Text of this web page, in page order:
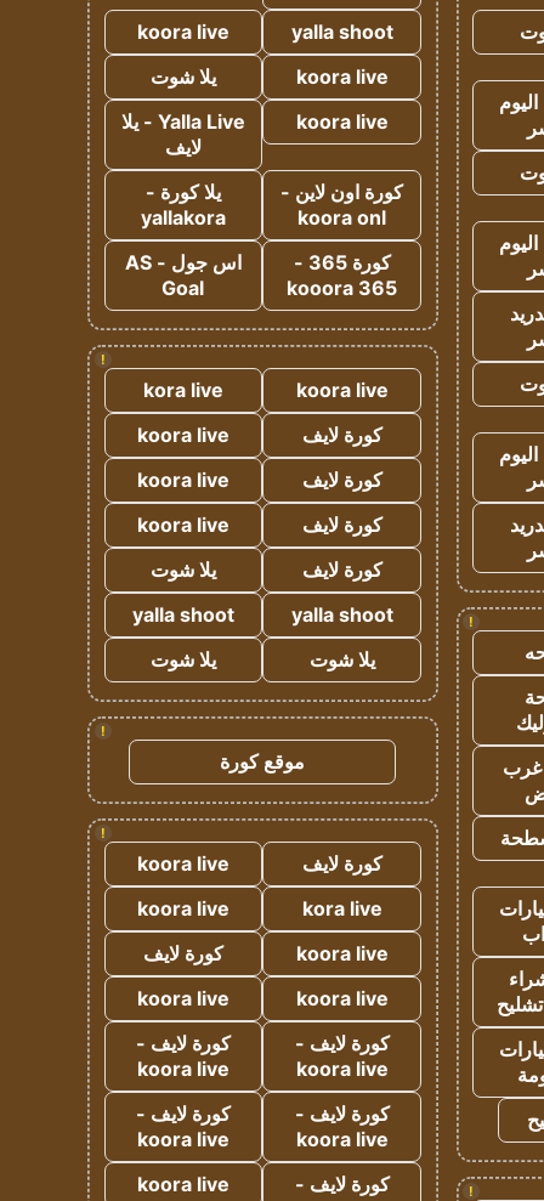
!
!
yalla shoot
koora live
koora live
يلا شوت
koora live
Yalla Live - يلا
لايف
كورة اون لاين -
koora onl
يلا كورة -
yallakora
كورة 365 -
kooora 365
اس جول - AS
Goal
!
koora live
kora live
كورة لايف
koora live
كورة لايف
koora live
كورة لايف
koora live
كورة لايف
يلا شوت
yalla shoot
yalla shoot
يلا شوت
يلا شوت
!
موقع كورة
!
كورة لايف
koora live
kora live
koora live
koora live
كورة لايف
koora live
koora live
كورة لايف -
koora live
كورة لايف -
koora live
كورة لايف -
koora live
كورة لايف -
koora live
كورة لايف -
koora live